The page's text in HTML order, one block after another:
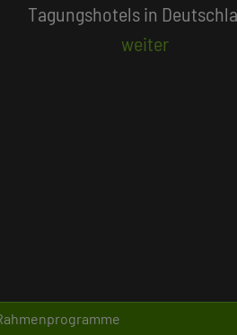
Beliebte Suchlisten